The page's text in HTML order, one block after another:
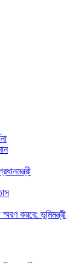
করবে: ভূমিমন্ত্রী